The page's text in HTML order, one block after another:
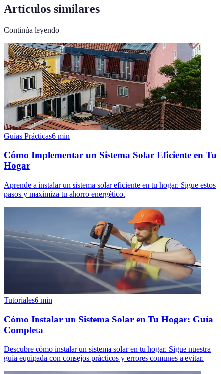
Artículos similares
Continúa leyendo
Guías Prácticas6 min
Cómo Implementar un Sistema Solar Eficiente en Tu
Hogar
Aprende a instalar un sistema solar eficiente en tu hogar. Sigue estos
pasos y maximiza tu ahorro energético.
Tutoriales6 min
Cómo Instalar un Sistema Solar en Tu Hogar: Guía
Completa
Descubre cómo instalar un sistema solar en tu hogar. Sigue nuestra
guía equipada con consejos prácticos y errores comunes a evitar.